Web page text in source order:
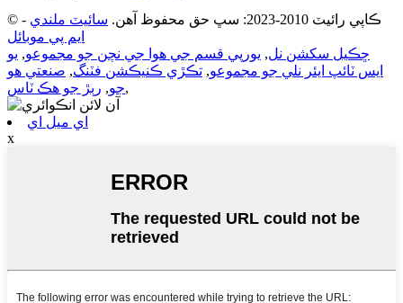
© ڪاپي رائيٽ 2010-2023: سڀ حق محفوظ آهن. سائيٽ ملندي -
ايم پي موبائل
ڇڪيل سکشن نل, يورپي قسم جي هوا جي نچن جو مجموعو, يو
ايس ٽائپ ايئر نلي جو مجموعو, تڪڙي ڪنيڪشن فٽنگ, صنعتي هو
جو, رٻڙ جو هڪ ٽاس ,
اي ميل اي
x